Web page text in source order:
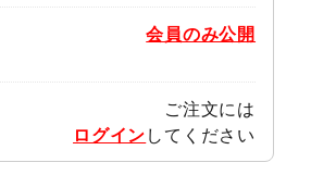
会員のみ公開
ご注文には
ログインしてください